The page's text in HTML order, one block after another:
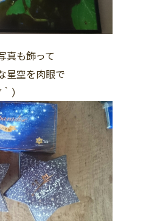
真も飾って
星空を肉眼で
）